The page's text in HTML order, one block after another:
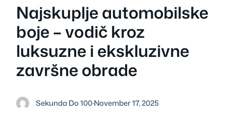
Najskuplje automobilske
boje – vodič kroz
luksuzne i ekskluzivne
završne obrade
Sekunda Do 100·November 17, 2025